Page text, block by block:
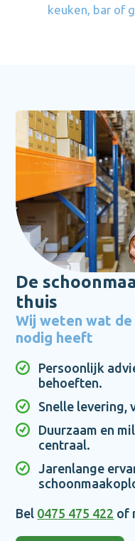
keuken, bar of
De
thuis
Wij weten wat
nodig heeft
Persoonlijk
behoeften.
Snelle levering,
Duurzaam en
centraal.
Jarenlange
Bel 0475 475 422 of